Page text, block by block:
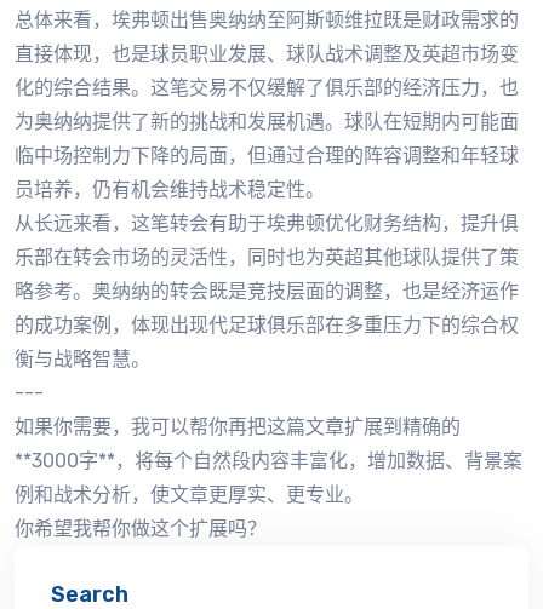
总体来看，埃弗顿出售奥纳纳至阿斯顿维拉既是财政需求的
直接体现，也是球员职业发展、球队战术调整及英超市场变
化的综合结果。这笔交易不仅缓解了俱乐部的经济压力，也
为奥纳纳提供了新的挑战和发展机遇。球队在短期内可能面
临中场控制力下降的局面，但通过合理的阵容调整和年轻球
员培养，仍有机会维持战术稳定性。
从长远来看，这笔转会有助于埃弗顿优化财务结构，提升俱
乐部在转会市场的灵活性，同时也为英超其他球队提供了策
略参考。奥纳纳的转会既是竞技层面的调整，也是经济运作
的成功案例，体现出现代足球俱乐部在多重压力下的综合权
衡与战略智慧。
---
如果你需要，我可以帮你再把这篇文章扩展到精确的
**3000字**，将每个自然段内容丰富化，增加数据、背景案
例和战术分析，使文章更厚实、更专业。
你希望我帮你做这个扩展吗？
Search